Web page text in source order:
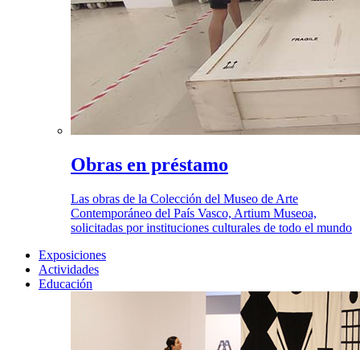
Obras en préstamo
Las obras de la Colección del Museo de Arte
Contemporáneo del País Vasco, Artium Museoa,
solicitadas por instituciones culturales de todo el mundo
Exposiciones
Actividades
Educación